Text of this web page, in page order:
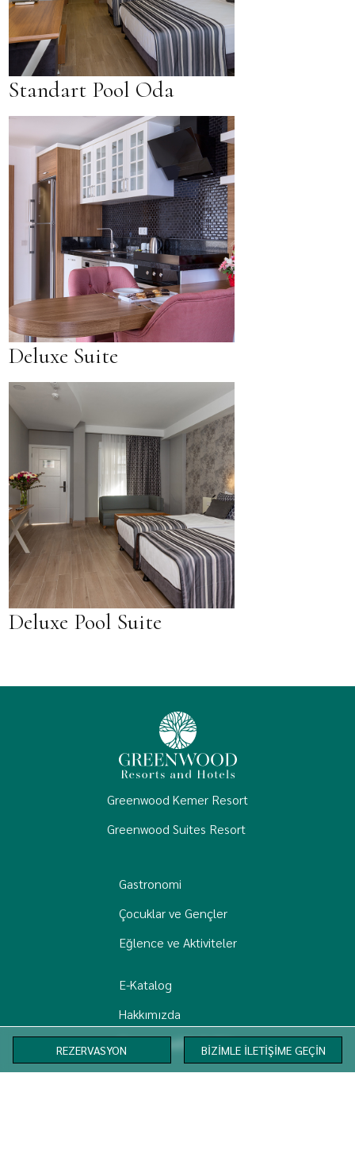
REZERVASYON BİZİMLE İLETİŞİME GEÇİN
Standart Pool Oda
Deluxe Suite
Deluxe Pool Suite
Greenwood Kemer Resort
Greenwood Suites Resort
Gastronomi
Çocuklar ve Gençler
Eğlence ve Aktiviteler
E-Katalog
Hakkımızda
Greenwood'da Sağlık